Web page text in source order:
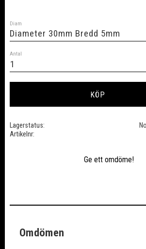
Diam
Antal
KÖP
Lagerstatus
Artikelnr
Ge ett omdöme!
Omdömen